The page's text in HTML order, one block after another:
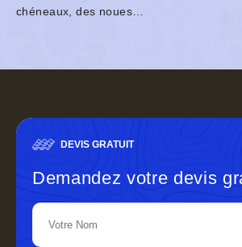
chéneaux, des noues…
DEVIS GRATUIT
Demandez votre devis